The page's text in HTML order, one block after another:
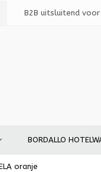
B2B uitsluitend
BORDALLO
oranje